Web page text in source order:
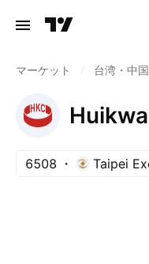
マーケット 台湾・中国
6508 Taipei